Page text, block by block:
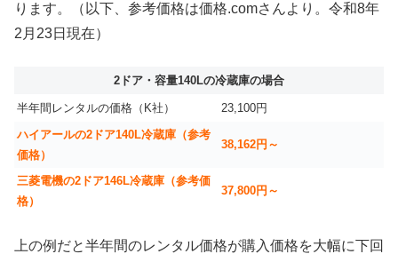
ります。（以下、参考価格は価格.comさんより。令和8年
2月23日現在）
2ドア・容量140Lの冷蔵庫の場合
半年間レンタルの価格（K社）
23,100円
ハイアールの2ドア140L冷蔵庫（参考
価格）
38,162円～
三菱電機の2ドア146L冷蔵庫（参考価
格）
37,800円～
上の例だと半年間のレンタル価格が購入価格を大幅に下回